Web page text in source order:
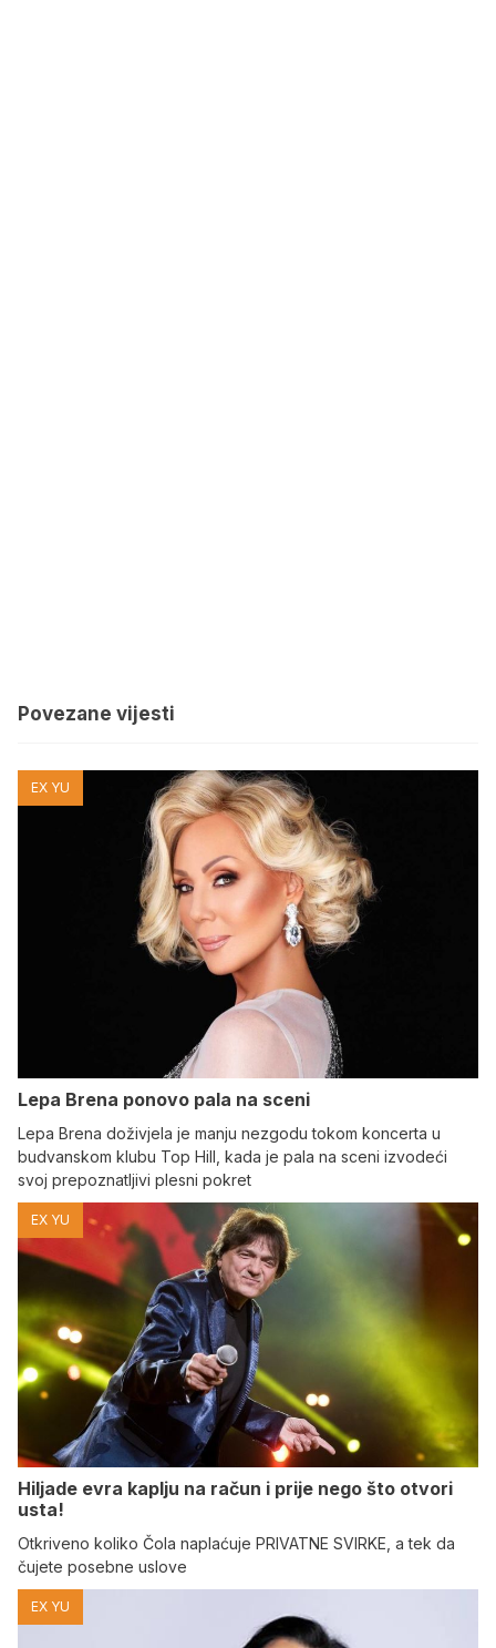
Povezane vijesti
EX YU
Lepa Brena ponovo pala na sceni
Lepa Brena doživjela je manju nezgodu tokom koncerta u
budvanskom klubu Top Hill, kada je pala na sceni izvodeći
svoj prepoznatljivi plesni pokret
EX YU
Hiljade evra kaplju na račun i prije nego što otvori
usta!
Otkriveno koliko Čola naplaćuje PRIVATNE SVIRKE, a tek da
čujete posebne uslove
EX YU